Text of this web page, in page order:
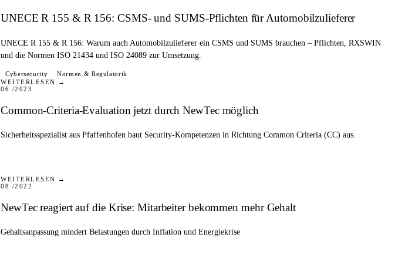
UNECE R 155 & R 156: CSMS- und SUMS-Pflichten für Automobilzulieferer
UNECE R 155 & R 156: Warum auch Automobilzulieferer ein CSMS und SUMS brauchen – Pflichten, RXSWIN
und die Normen ISO 21434 und ISO 24089 zur Umsetzung.
Cybersecurity Normen & Regulatorik
WEITERLESEN →
PRESSE
06 /2023
Common-Criteria-Evaluation jetzt durch NewTec möglich
Sicherheitsspezialist aus Pfaffenhofen baut Security-Kompetenzen in Richtung Common Criteria (CC) aus.
WEITERLESEN →
08 /2022
NewTec reagiert auf die Krise: Mitarbeiter bekommen mehr Gehalt
Gehaltsanpassung mindert Belastungen durch Inflation und Energiekrise